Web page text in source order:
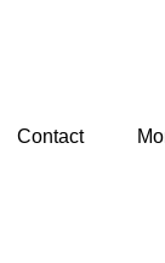
Contact